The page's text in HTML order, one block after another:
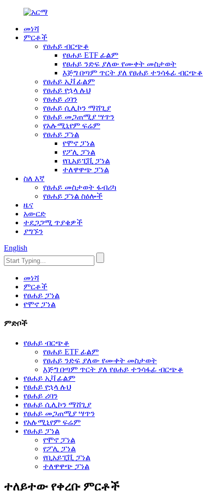
መነሻ
ምርቶች
የፀሐይ ብርጭቆ
የፀሐይ ETF ፊልም
የፀሐይ ንድፍ ያለው የሙቀት መስታወት
እጅግ በጣም ጥርት ያለ የፀሐይ ተንሳፋፊ ብርጭቆ
የፀሐይ ኢቫ ፊልም
የፀሐይ የኋላ ሉህ
የፀሐይ ሪባን
የፀሐይ ሲሊኮን ማሸጊያ
የፀሐይ መጋጠሚያ ሣጥን
የአሉሚኒየም ፍሬም
የፀሐይ ፓነል
የሞኖ ፓነል
የፖሊ ፓነል
የቢአይፒቪ ፓነል
ተለዋዋጭ ፓነል
ስለ እኛ
የፀሐይ መስታወት ፋብሪካ
የፀሐይ ፓነል ስዕሎች
ዜና
አውርድ
ተደጋጋሚ ጥያቄዎች
ያግኙን
English
መነሻ
ምርቶች
የፀሐይ ፓነል
የሞኖ ፓነል
ምድቦች
የፀሐይ ብርጭቆ
የፀሐይ ETF ፊልም
የፀሐይ ንድፍ ያለው የሙቀት መስታወት
እጅግ በጣም ጥርት ያለ የፀሐይ ተንሳፋፊ ብርጭቆ
የፀሐይ ኢቫ ፊልም
የፀሐይ የኋላ ሉህ
የፀሐይ ሪባን
የፀሐይ ሲሊኮን ማሸጊያ
የፀሐይ መጋጠሚያ ሣጥን
የአሉሚኒየም ፍሬም
የፀሐይ ፓነል
የሞኖ ፓነል
የፖሊ ፓነል
የቢአይፒቪ ፓነል
ተለዋዋጭ ፓነል
ተለይተው የቀረቡ ምርቶች